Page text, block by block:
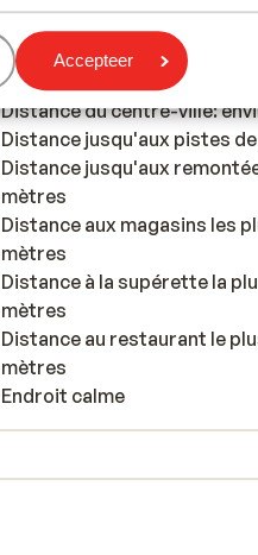
Accepteer
À proximité
Distance du centre-ville:
Distance jusqu'aux pistes
Distance jusqu'aux
mètres
Distance aux magasins les
mètres
Distance à la supérette la
mètres
Distance au restaurant le
mètres
Endroit calme